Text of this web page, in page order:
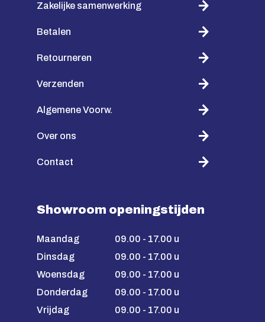
Zakelijke samenwerking
Betalen
Retourneren
Verzenden
Algemene Voorw.
Over ons
Contact
Showroom openingstijden
Maandag
09.00 - 17.00 u
Dinsdag
09.00 - 17.00 u
Woensdag
09.00 - 17.00 u
Donderdag
09.00 - 17.00 u
Vrijdag
09.00 - 17.00 u